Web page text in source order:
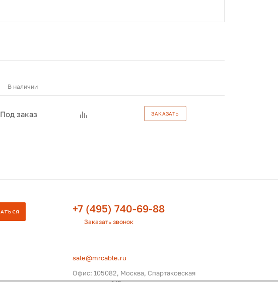
В наличии
Под заказ ЗАКАЗАТЬ
+7 (495) 740-69-88
Заказать звонок
sale@mrcable.ru
Офис: 105082, Москва, Спартаковская